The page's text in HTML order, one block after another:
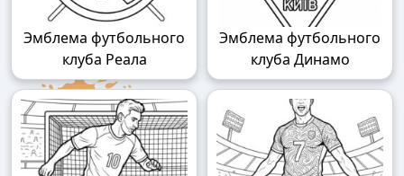
Эмблема футбольного
клуба Реала
Эмблема футбольного
клуба Динамо